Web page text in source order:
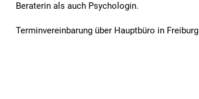
Beraterin als auch Psychologin.
Terminvereinbarung über Hauptbüro in Freiburg